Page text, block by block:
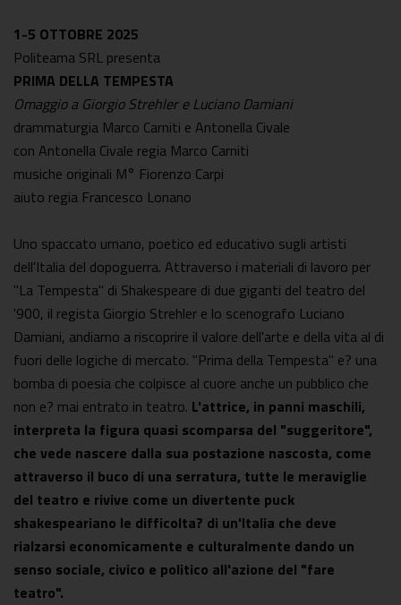
1-5 OTTOBRE 2025
Politeama SRL presenta
PRIMA DELLA TEMPESTA
Omaggio a Giorgio Strehler e Luciano Damiani
drammaturgia Marco Carniti e Antonella Civale
con Antonella Civale regia Marco Carniti
musiche originali M° Fiorenzo Carpi
aiuto regia Francesco Lonano
Uno spaccato umano, poetico ed educativo sugli artisti
dell'Italia del dopoguerra. Attraverso i materiali di lavoro per
"La Tempesta" di Shakespeare di due giganti del teatro del
'900, il regista Giorgio Strehler e lo scenografo Luciano
Damiani, andiamo a riscoprire il valore dell'arte e della vita al di
fuori delle logiche di mercato. "Prima della Tempesta" e? una
bomba di poesia che colpisce al cuore anche un pubblico che
non e? mai entrato in teatro. L'attrice, in panni maschili,
interpreta la figura quasi scomparsa del "suggeritore",
che vede nascere dalla sua postazione nascosta, come
attraverso il buco di una serratura, tutte le meraviglie
del teatro e rivive come un divertente puck
shakespeariano le difficolta? di un'Italia che deve
rialzarsi economicamente e culturalmente dando un
senso sociale, civico e politico all'azione del "fare
teatro".